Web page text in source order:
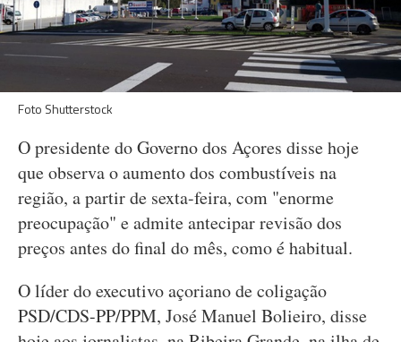
Foto Shutterstock
O presidente do Governo dos Açores disse hoje
que observa o aumento dos combustíveis na
região, a partir de sexta-feira, com "enorme
preocupação" e admite antecipar revisão dos
preços antes do final do mês, como é habitual.
O líder do executivo açoriano de coligação
PSD/CDS-PP/PPM, José Manuel Bolieiro, disse